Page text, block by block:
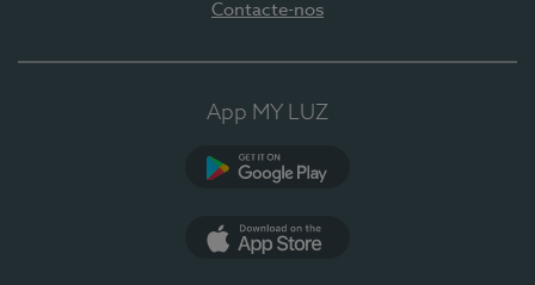
Contacte-nos
App MY LUZ